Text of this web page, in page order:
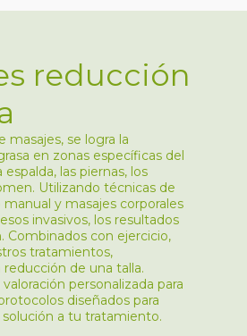
reducción
masajes, se logra la
en zonas específicas del
las piernas, los
Utilizando técnicas de
y masajes corporales
invasivos, los resultados
Combinados con ejercicio,
tratamientos,
de una talla.
personalizada para
diseñados para
a tu tratamiento.